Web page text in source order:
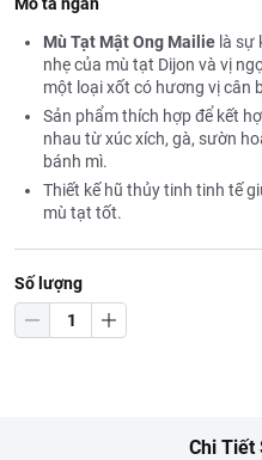
Mù Tạt Mật Ong Mailie là sự
nhẹ của mù tạt Dijon và vị
một loại xốt có hương vị cân
Sản phẩm thích hợp để kết
nhau từ xúc xích, gà, sườn
bánh mì.
Thiết kế hũ thủy tinh tinh tế
mù tạt tốt.
Số lượng
Chi Tiết